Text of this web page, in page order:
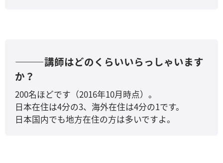
―――講師はどのくらいいらっしゃいます
か？
200名ほどです（2016年10月時点）。
日本在住は4分の3、海外在住は4分の1です。
日本国内でも地方在住の方は多いですよ。